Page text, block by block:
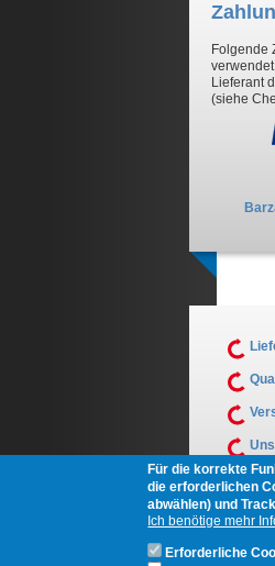
Folgende
Lieferant
(siehe
Für die korrekte
die erforderlichen
abwählen) und
Ich benötige mehr
Erforderliche